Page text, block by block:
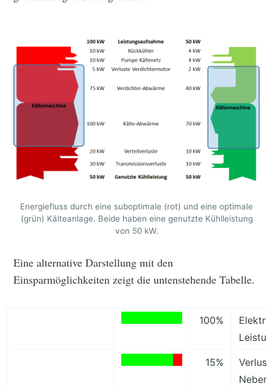
Energiefluss durch eine suboptimale (rot) und eine optimale
(grün) Kälteanlage. Beide haben eine genutzte Kühlleistung
von 50 kW.
Eine alternative Darstellung mit den
Einsparmöglichkeiten zeigt die untenstehende Tabelle.
100%
15%